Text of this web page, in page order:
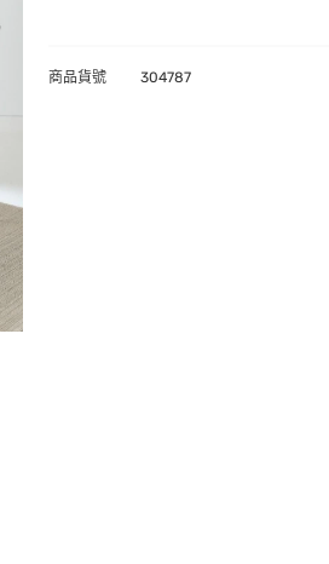
商品貨號 304787